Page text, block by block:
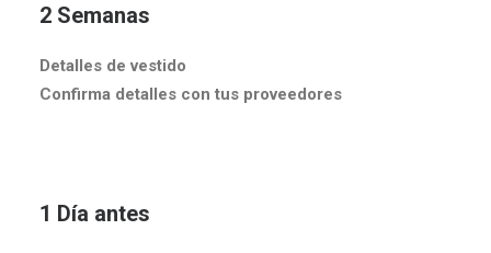
2 Semanas
Detalles de vestido
Confirma detalles con tus proveedores
1 Día antes